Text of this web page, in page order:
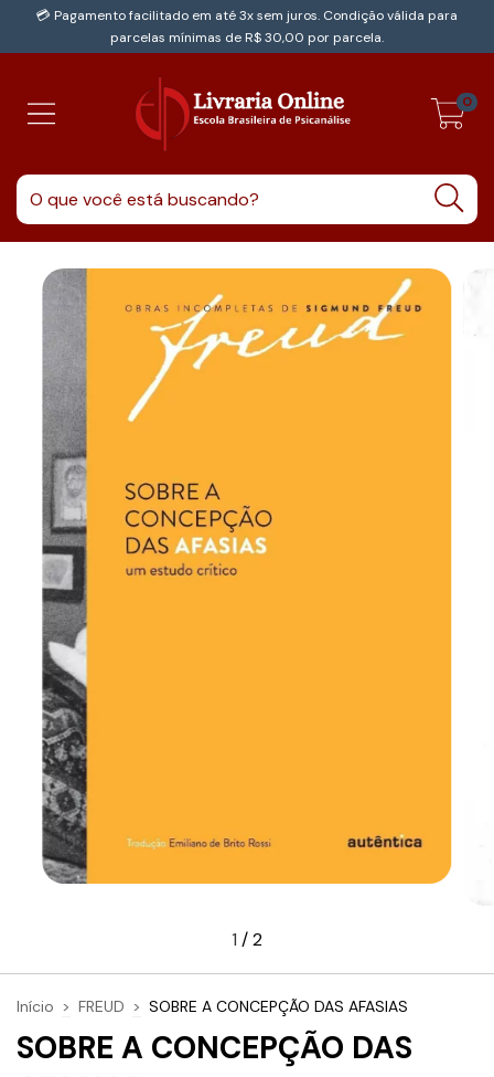
💳 Pagamento facilitado em até 3x sem juros. Condição válida para
parcelas mínimas de R$ 30,00 por parcela.
0
1 /2
Início > FREUD > SOBRE A CONCEPÇÃO DAS AFASIAS
SOBRE A CONCEPÇÃO DAS